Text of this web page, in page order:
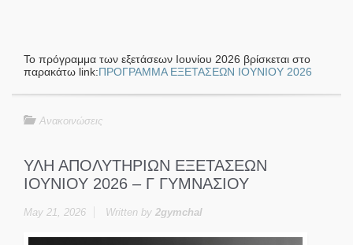
Το πρόγραμμα των εξετάσεων Ιουνίου 2026 βρίσκεται στο
παρακάτω link:ΠΡΟΓΡΑΜΜΑ ΕΞΕΤΑΣΕΩΝ ΙΟΥΝΙΟΥ 2026
Ανακοινώσεις
ΥΛΗ ΑΠΟΛΥΤΗΡΙΩΝ ΕΞΕΤΑΣΕΩΝ
ΙΟΥΝΙΟΥ 2026 – Γ ΓΥΜΝΑΣΙΟΥ
May 21, 2026 Written by 2gymchal